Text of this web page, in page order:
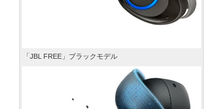
「JBL FREE」ブラックモデル